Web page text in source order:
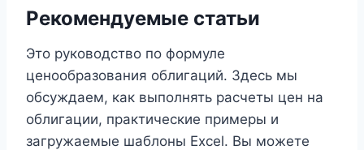
Рекомендуемые статьи
Это руководство по формуле
ценообразования облигаций. Здесь мы
обсуждаем, как выполнять расчеты цен на
облигации, практические примеры и
загружаемые шаблоны Excel. Вы можете